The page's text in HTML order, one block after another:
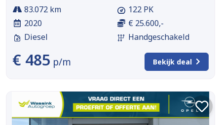
83.072 km
2020
Diesel
122 PK
€ 25.600,-
Handgeschakeld
€ 485 p/m Bekijk deal